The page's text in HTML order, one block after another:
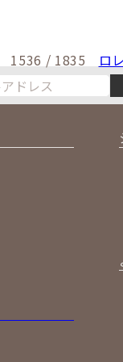
1536 / 1835
ロ